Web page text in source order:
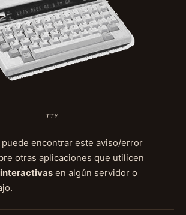
TTY
encontrar este aviso/error
otras aplicaciones que utilicen
interactivas en algún servidor o